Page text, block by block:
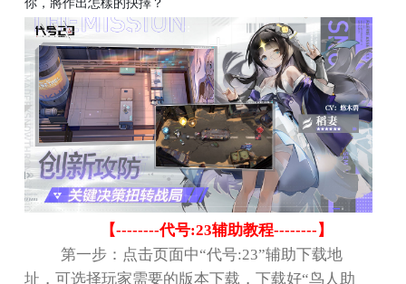
你，將作出怎樣的抉擇？
【--------代号:23辅助教程--------】
第一步：点击页面中“代号:23”辅助下载地
址，可选择玩家需要的版本下载，下载好“鸟人助